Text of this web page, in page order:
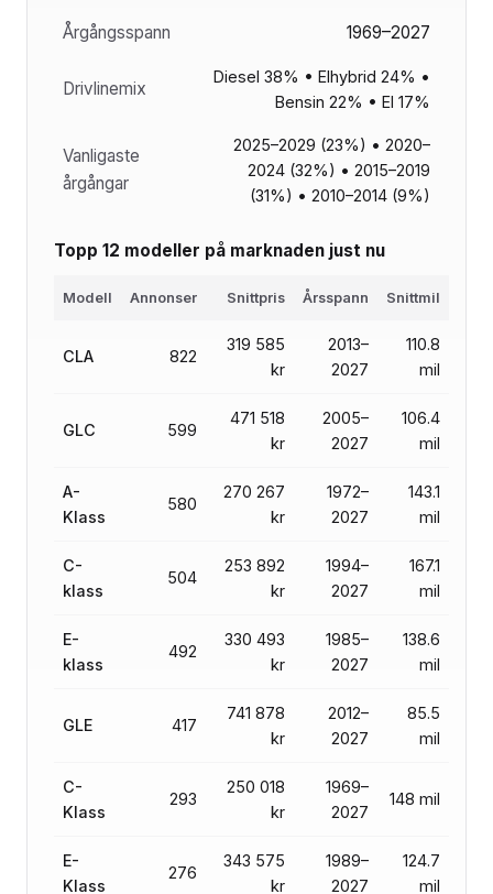
Årgångsspann 1969–2027
Drivlinemix
Diesel 38% • Elhybrid 24% •
Bensin 22% • El 17%
Vanligaste
årgångar
2025–2029 (23%) • 2020–
2024 (32%) • 2015–2019
(31%) • 2010–2014 (9%)
Topp 12 modeller på marknaden just nu
Modell Annonser Snittpris Årsspann Snittmil
CLA 822
319 585
kr
2013–
2027
110.8
mil
GLC 599
471 518
kr
2005–
2027
106.4
mil
A-
Klass
580
270 267
kr
1972–
2027
143.1
mil
C-
klass
504
253 892
kr
1994–
2027
167.1
mil
E-
klass
492
330 493
kr
1985–
2027
138.6
mil
GLE 417
741 878
kr
2012–
2027
85.5
mil
C-
Klass
293
250 018
kr
1969–
2027
148 mil
E-
Klass
276
343 575
kr
1989–
2027
124.7
mil